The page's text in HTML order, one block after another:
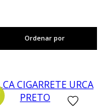
Ordenar por